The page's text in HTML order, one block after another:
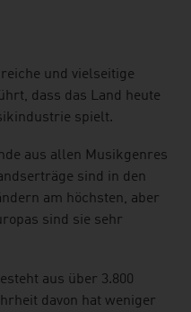
und vielseitige
dass das Land heute
spielt.
aus allen Musikgenres
sind in den
am höchsten, aber
sind sie sehr
aus über 3.800
davon hat weniger